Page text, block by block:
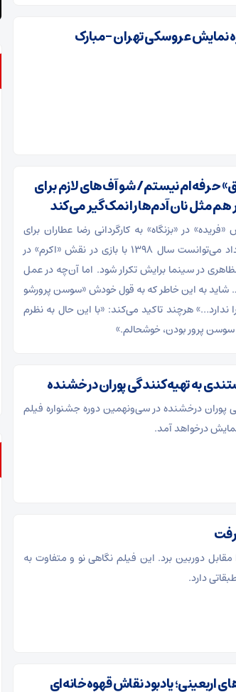
نمایش عروسکی تهران -مبارک
حرفه‌ام نیستم/ شو آف‌های لازم برای
هم مثل نان آدم‌ها را نمک‌گیر می‌کند
سال ۱۳۸۷ با نقش «فریده» در «بزنگاه» به کارگردانی رضا عطاران برای
سوسن پرور در تلویزیون رخ داد می‌توانست سال ۱۳۹۸ با بازی در نقش «اکرم» در
در سینما برایش تکرار شود. اما آن‌چه در عمل
شاید به این خاطر که به قول خودش «سوسن پرورشو
ندارد…» هرچند تاکید می‌کند: «با این حال به نظرم
پرور بودن، خوشحالم.»
به تهیه‌کنندگی پوران درخشنده
پوران درخشنده در سی‌ونهمین دوره جشنواره فیلم
درخواهد آمد.
مقابل دوربین برد. این فیلم نگاهی نو و متفاوت به
دارد.
اربعینی؛ یادبود نقاش قهوه‌خانه‌ای